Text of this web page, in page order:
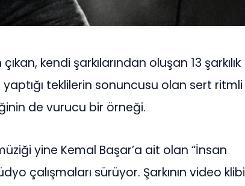
çıkan, kendi şarkılarından oluşan 13 şarkılık
teklilerin sonuncusu olan sert ritmli
de vurucu bir örneği.
yine Kemal Başar’a ait olan “İnsan
çalışmaları sürüyor. Şarkının video klibi